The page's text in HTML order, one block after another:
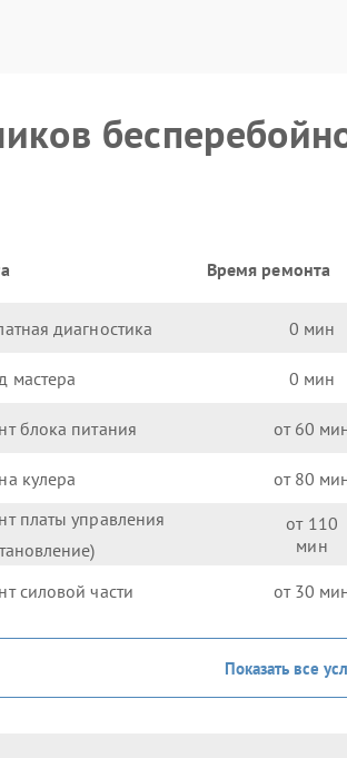
Время ремонта
диагностика 0
мастера 0
блока питания 60
кулера 80
платы управления
110
силовой части 30
Показать все